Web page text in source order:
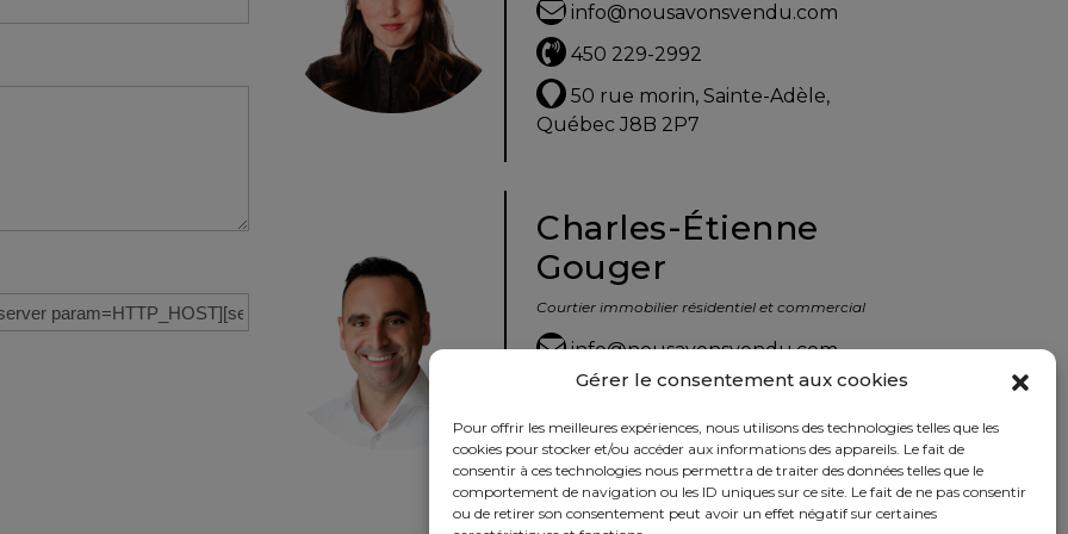
Gérer le consentement aux cookies
Pour offrir les meilleures expériences, nous utilisons des technologies telles que les
cookies pour stocker et/ou accéder aux informations des appareils. Le fait de
consentir à ces technologies nous permettra de traiter des données telles que le
comportement de navigation ou les ID uniques sur ce site. Le fait de ne pas consentir
ou de retirer son consentement peut avoir un effet négatif sur certaines
info@nousavonsvendu.com
450 229-2992
50 rue morin, Sainte-Adèle,
Québec J8B 2P7
Charles-Étienne
Gouger
Courtier immobilier résidentiel et commercial
info@nousavonsvendu.com
450 229-2992
50 rue morin, Sainte-Adèle,
Québec J8B 2P7